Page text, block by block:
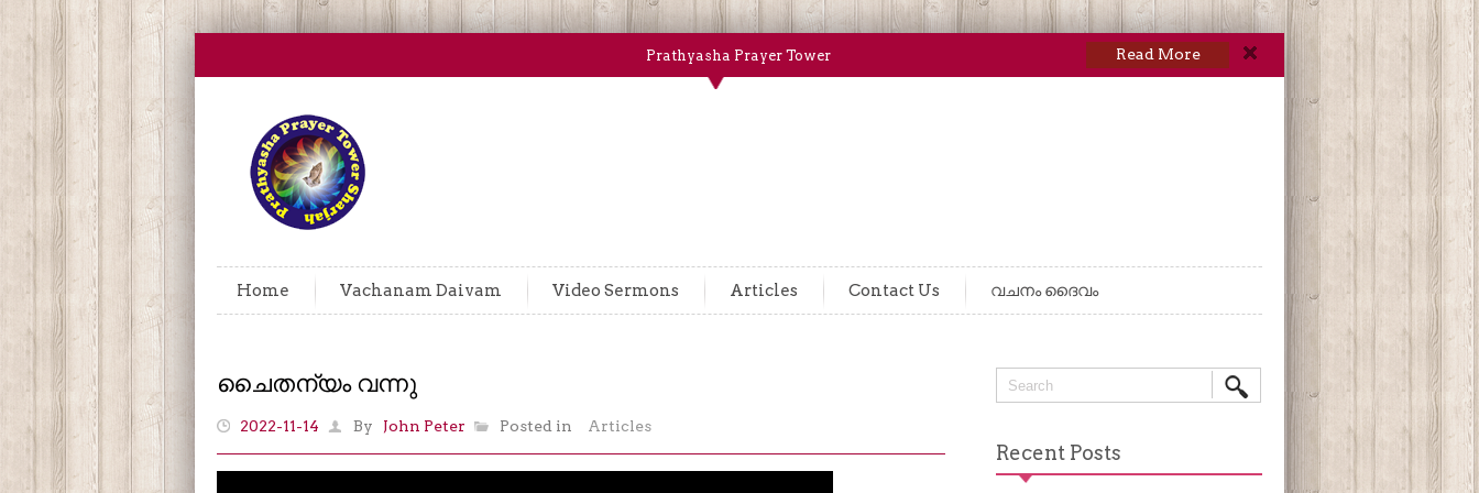
Prathyasha Prayer Tower Read More
Home Vachanam Daivam Video Sermons Articles Contact Us വചനം ദൈവം
ചൈതന്യം വന്നു
2022-11-14 By John Peter Posted in Articles
Recent Posts